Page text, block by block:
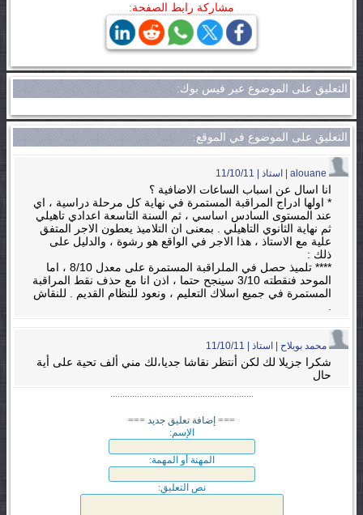
مشاركة رابط الصفحة:
التعليق على الموضوع عبر فيس بوك:
التعليق على الموضوع في الموقع:
انا اسال عن اسباب الساعات الاضافية ؟
* اولها ادراج المراقبة المستمرة في نهاية كل مرحلة دراسية ، اي
عند المستوى السادس اساسي ، ثم السنة التاسعة اعدادي تاهيلي
ثم نهاية الثانوي التاهيلي . بمعنى ان التلاميذ يعطون الاجر المتفق
علية مع الاستاذ ، هذا الاجر في الواقع هو رشوة ، والدليل على
ذلك :
**** تلميذ حصل في الملراقبة المستمرة على معدل 8/10 ، اما
الموحد فنقطته 3/10 سينجح حتما ، اذن انا مع حذف نقط المراقبة
المستمرة في جميع اسلاك التعليم ، ونعود للنظام القديم . للنقاش
محمد بوبلاح | استاذ | 11/10/11
شكرا جزيلا لك لكن أنتظر نقاشا جديا،لك مني ألف تحية على أية
حال
=== إضافة تعليق جديد ===
الإسم:
المهنة أو المهمة:
نص التعليق: